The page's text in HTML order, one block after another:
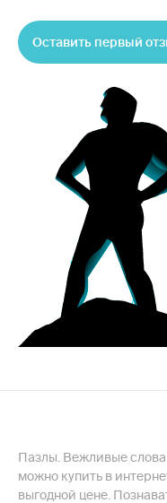
Оставить первый
Пазлы. Вежливые слова
можно купить в
выгодной цене.